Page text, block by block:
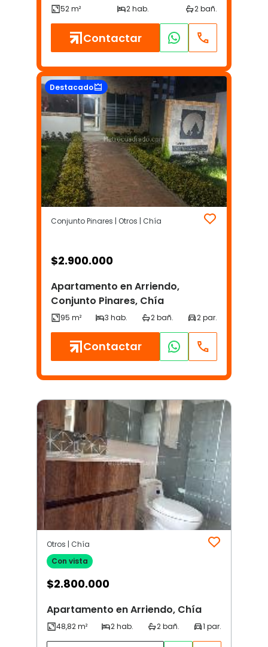
Contactar
Destacado
Conjunto Pinares | Otros | Chía
$2.900.000
Apartamento en Arriendo,
Conjunto Pinares, Chía
Contactar
Otros | Chía
Con vista
$2.800.000
Apartamento en Arriendo, Chía